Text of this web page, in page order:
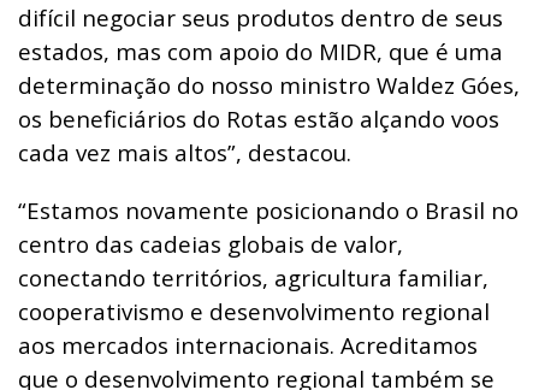
difícil negociar seus produtos dentro de seus
estados, mas com apoio do MIDR, que é uma
determinação do nosso ministro Waldez Góes,
os beneficiários do Rotas estão alçando voos
cada vez mais altos”, destacou.
“Estamos novamente posicionando o Brasil no
centro das cadeias globais de valor,
conectando territórios, agricultura familiar,
cooperativismo e desenvolvimento regional
aos mercados internacionais. Acreditamos
que o desenvolvimento regional também se